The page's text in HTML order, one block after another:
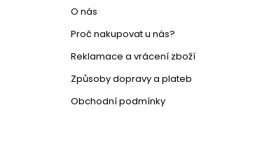
O nás
Proč nakupovat u nás?
Reklamace a vrácení zboží
Způsoby dopravy a plateb
Obchodní podmínky